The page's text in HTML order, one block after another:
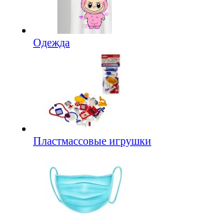
Одежда
Пластмассовые игрушки